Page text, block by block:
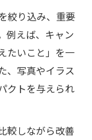
絞り込み、重要
例えば、キャン
たいこと」を一
、写真やイラス
クトを与えられ
較しながら改善